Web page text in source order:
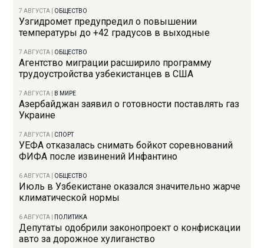
7 АВГУСТА ОБЩЕСТВО
Узгидромет предупредил о повышении
температуры до +42 градусов в выходные
7 АВГУСТА ОБЩЕСТВО
Агентство миграции расширило программу
трудоустройства узбекистанцев в США
7 АВГУСТА В МИРЕ
Азербайджан заявил о готовности поставлять газ
Украине
7 АВГУСТА СПОРТ
УЕФА отказалась снимать бойкот соревнований
ФИФА после извинений Инфантино
6 АВГУСТА ОБЩЕСТВО
Июль в Узбекистане оказался значительно жарче
климатической нормы
6 АВГУСТА ПОЛИТИКА
Депутаты одобрили законопроект о конфискации
авто за дорожное хулиганство